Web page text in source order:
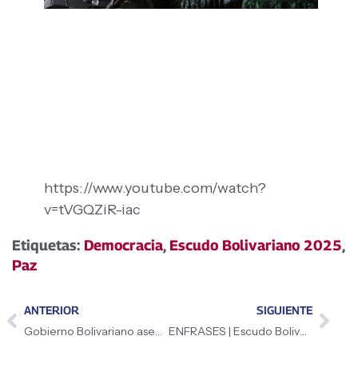
https://www.youtube.com/watch?
v=tVGQZiR-iac
Etiquetas: Democracia, Escudo Bolivariano 2025,
Paz
ANTERIOR
Gobierno Bolivariano asegura paz y protección al pueblo
SIGUIENTE
ENFRASES | Escudo Bolivariano 2025